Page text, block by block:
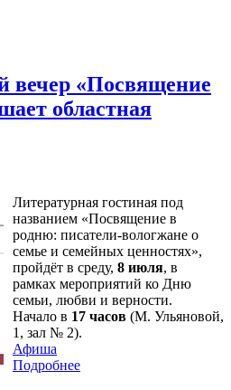
вечер «Посвящение
областная
Литературная гостиная под
названием «Посвящение в
родню: писатели-вологжане о
семье и семейных ценностях»,
пройдёт в среду, 8 июля, в
рамках мероприятий ко Дню
семьи, любви и верности.
Начало в 17 часов (М. Ульяновой,
1, зал № 2).
Афиша
Подробнее